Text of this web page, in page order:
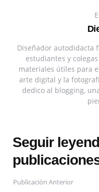
Diseñador autodidacta
estudiantes y
materiales útiles para
arte digital y la
dedico al blogging,
Seguir
Publicación Anterior